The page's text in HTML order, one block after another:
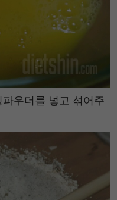
우더를 넣고 섞어주